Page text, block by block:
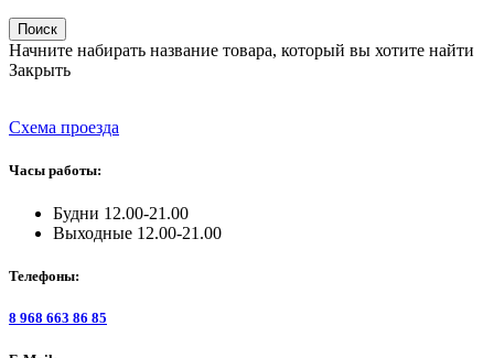
Поиск
Начните набирать название товара, который вы хотите найти
Закрыть
Схема проезда
Часы работы:
Будни 12.00-21.00
Выходные 12.00-21.00
Телефоны:
8 968 663 86 85